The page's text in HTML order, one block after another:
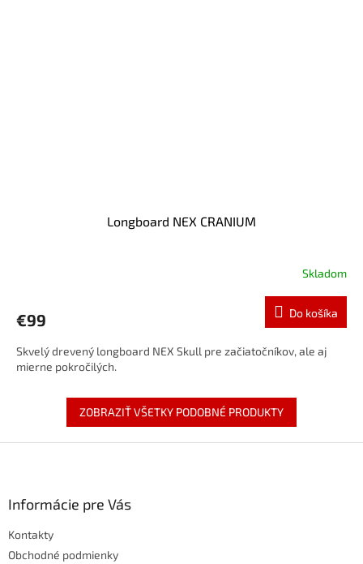
Longboard NEX CRANIUM
Skladom
€99 Do košíka
Skvelý drevený longboard NEX Skull pre začiatočníkov, ale aj
mierne pokročilých.
ZOBRAZIŤ VŠETKY PODOBNÉ PRODUKTY
Informácie pre Vás
Kontakty
Obchodné podmienky